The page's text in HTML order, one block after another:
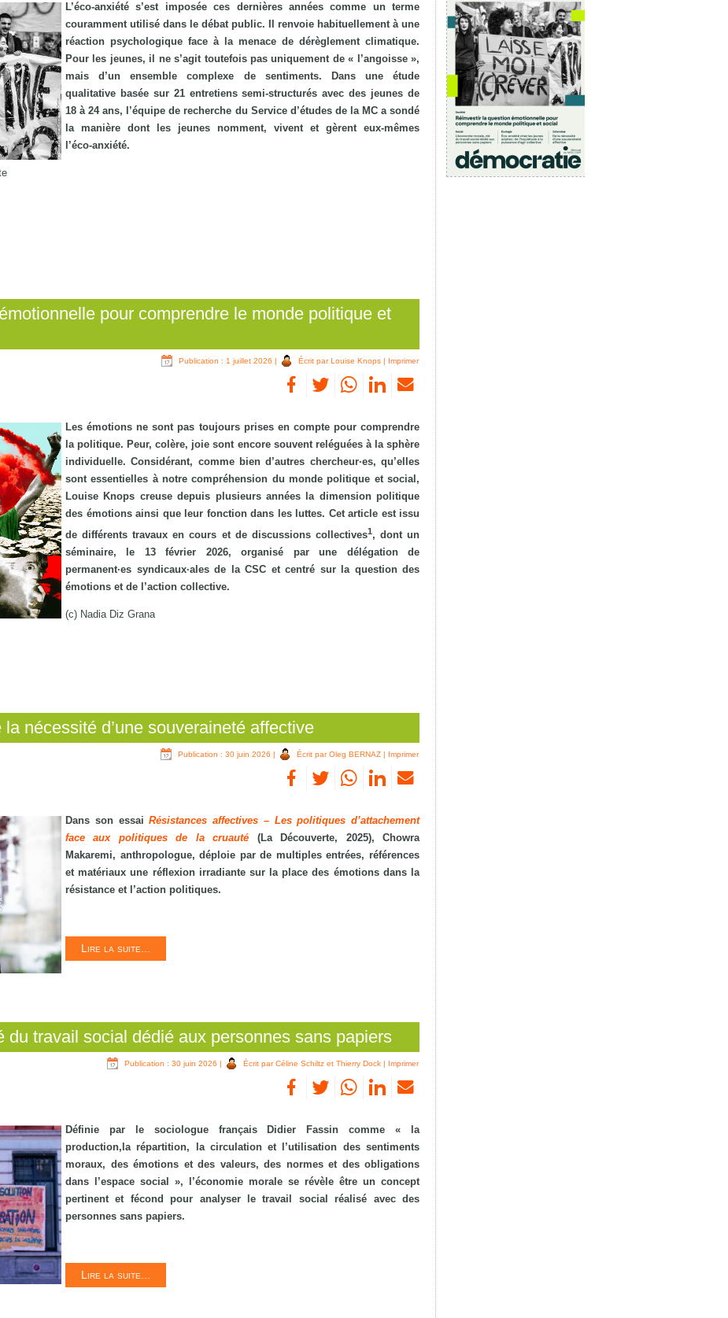
L’éco‑anxiété s’est imposée ces dernières années comme un terme
couramment utilisé dans le débat public. Il renvoie habituellement à une
réaction psychologique face à la menace de dérèglement climatique.
Pour les jeunes, il ne s’agit toutefois pas uniquement de « l’angoisse »,
mais d’un ensemble complexe de sentiments. Dans une étude
qualitative basée sur 21 entretiens semi‑structurés avec des jeunes de
18 à 24 ans, l’équipe de recherche du Service d’études de la MC a sondé
la manière dont les jeunes nomment, vivent et gèrent eux‑mêmes
l’éco‑anxiété.
pour comprendre le monde politique et
Publication : 1 juillet 2026 | Écrit par Louise Knops | Imprimer
Les émotions ne sont pas toujours prises en compte pour comprendre
la politique. Peur, colère, joie sont encore souvent reléguées à la sphère
individuelle. Considérant, comme bien d’autres chercheur·es, qu’elles
sont essentielles à notre compréhension du monde politique et social,
Louise Knops creuse depuis plusieurs années la dimension politique
des émotions ainsi que leur fonction dans les luttes. Cet article est issu
de différents travaux en cours et de discussions collectives1, dont un
séminaire, le 13 février 2026, organisé par une délégation de
permanent·es syndicaux·ales de la CSC et centré sur la question des
émotions et de l’action collective.
(c) Nadia Diz Grana
nécessité d’une souveraineté affective
Publication : 30 juin 2026 | Écrit par Oleg BERNAZ | Imprimer
Dans son essaiRésistances affectives – Les politiques d’attachement
face aux politiques de la cruauté (La Découverte, 2025), Chowra
Makaremi, anthropologue, déploie par de multiples entrées, références
et matériaux une réflexion irradiante sur la place des émotions dans la
résistance et l’action politiques.
Lire la suite...
du travail social dédié aux personnes sans papiers
Publication : 30 juin 2026 | Écrit par Céline Schiltz et Thierry Dock | Imprimer
Définie par le sociologue français Didier Fassin comme « la
production,la répartition, la circulation et l’utilisation des sentiments
moraux, des émotions et des valeurs, des normes et des obligations
dans l’espace social », l’économie morale se révèle être un concept
pertinent et fécond pour analyser le travail social réalisé avec des
personnes sans papiers.
Lire la suite...